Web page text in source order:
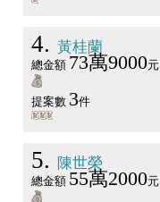
4 黃桂蘭
總金額 73萬9000元
提案數 3件
5 陳世榮
總金額 55萬2000元